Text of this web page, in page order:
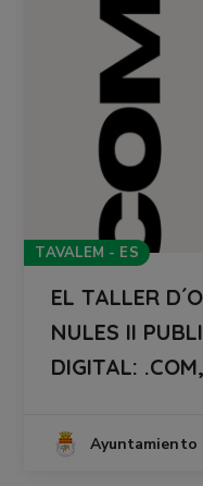
TAVALEM - ES
EL TALLER
NULES II
DIGITAL:
Ayuntamiento